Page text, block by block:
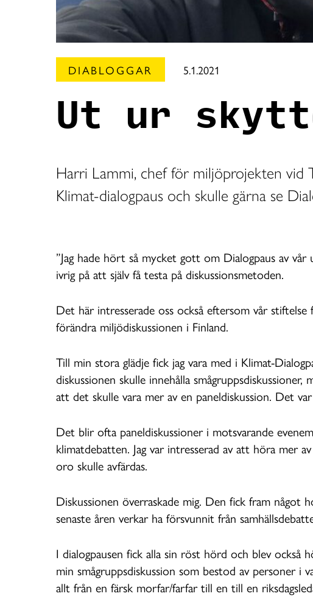
DIABLOGGAR 5.1.2021
Ut ur
Harri Lammi, chef för miljöprojekten vid
Klimat-dialogpaus och skulle gärna se
”Jag hade hört så mycket gott om Dialogpaus av vår
ivrig på att själv få testa på diskussionsmetoden.
Det här intresserade oss också eftersom vår
förändra miljödiskussionen i Finland.
Till min stora glädje fick jag vara med i Klimat-
diskussionen skulle innehålla
att det skulle vara mer av en paneldiskussion. Det
Det blir ofta paneldiskussioner i motsvarande
klimatdebatten. Jag var intresserad av att höra mer
oro skulle avfärdas.
Diskussionen överraskade mig. Den fick fram något
senaste åren verkar ha försvunnit från
I dialogpausen fick alla sin röst hörd och blev också
min smågruppsdiskussion som bestod av personer i
allt från en färsk morfar/farfar till en till en